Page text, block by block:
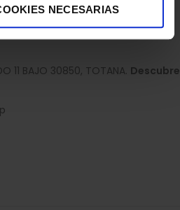
NECESARIAS
de accesorios para el hogar con
11 BAJO 30850, TOTANA. Descubre